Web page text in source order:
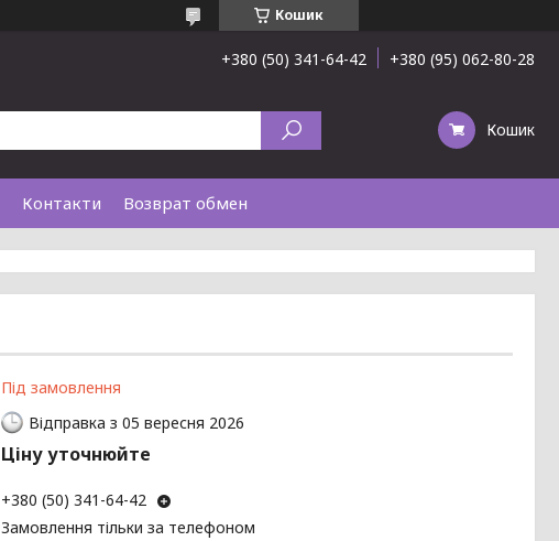
Кошик
+380 (50) 341-64-42 +380 (95) 062-80-28
Кошик
Контакти Возврат обмен
Під замовлення
Відправка з 05 вересня 2026
Ціну уточнюйте
+380 (50) 341-64-42
Замовлення тільки за телефоном